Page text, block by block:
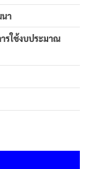
า
รใช้งบประมาณ